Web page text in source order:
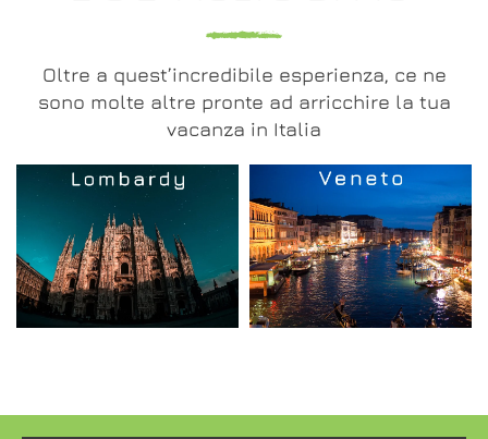
Oltre a quest’incredibile esperienza, ce ne
sono molte altre pronte ad arricchire la tua
vacanza in Italia